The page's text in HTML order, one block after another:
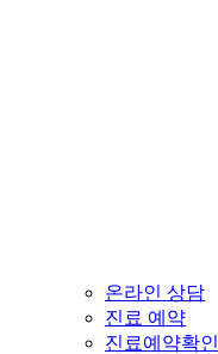
온라인 상담
진료 예약
진료예약확인